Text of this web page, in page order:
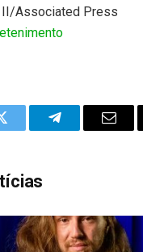
II/Associated Press
Twitter TelegramEmail